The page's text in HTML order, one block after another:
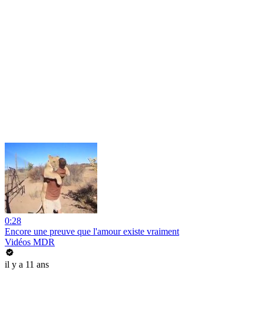
0:28
Encore une preuve que l'amour existe vraiment
Vidéos MDR
il y a 11 ans